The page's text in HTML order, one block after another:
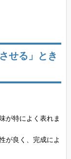
せる」とき
が特によく表れま
が良く、完成によ